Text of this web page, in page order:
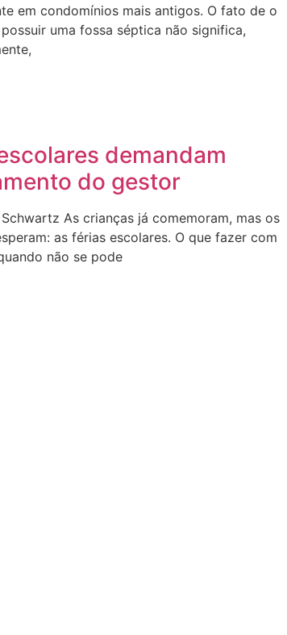
em condomínios mais antigos. O fato de o
uma fossa séptica não significa,
demandam
do gestor
As crianças já comemoram, mas os
as férias escolares. O que fazer com
não se pode